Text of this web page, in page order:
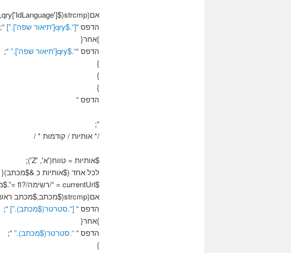
אם(strcmp($qry['IdLanguage'],$שפה) == 0 ){
הדפס “[“.$qry['תיאור שפה'].”]
“;
}אחר{
הדפס ““.$qry['תיאור שפה'].”
“;
}
}
}
הדפס “
“;
/* אותיות / קודמות * /
$אותיות = טווח('א', 'Z');
לכל אחד ($אותיות כ &$מכתב){
$currentUrl = “/רשימה/?fl =”.$מכתב.”&idT =”.$idtype.”&שפה =”.$שפה;
אם(strcmp($מכתב,$מכתב ראשון) == 0 ){
הדפס “[“.סטרטר($מכתב).”] “;
}אחר{
הדפס ““.סטרטר($מכתב).”“;
}